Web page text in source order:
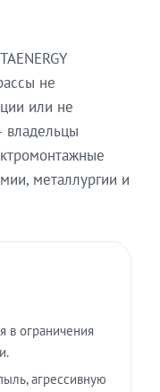
не
или не
владельцы
металлургии и
в ограничения
агрессивную